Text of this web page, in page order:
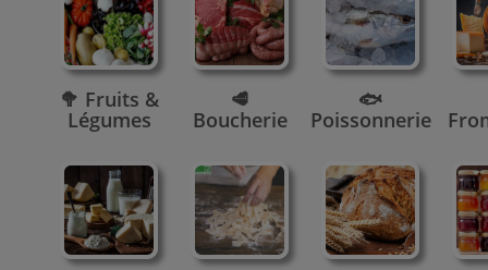
🥦 Fruits &
Légumes
🥩
Boucherie
🐟
Poissonnerie